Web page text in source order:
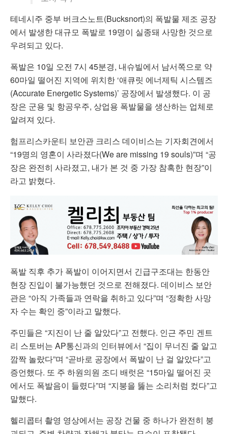
테네시주 중부 버크스노트(Bucksnort)의 폭발물 제조 공장
에서 발생한 대규모 폭발로 19명이 실종돼 사망한 것으로
우려되고 있다.
폭발은 10일 오전 7시 45분경, 내슈빌에서 남서쪽으로 약
60마일 떨어진 지역에 위치한 ‘애큐릿 에너제틱 시스템즈
(Accurate Energetic Systems)’ 공장에서 발생했다. 이 공
장은 군용 및 항공우주, 상업용 폭발물을 생산하는 업체로
알려져 있다.
험프리스카운티 보안관 크리스 데이비스는 기자회견에서
“19명의 영혼이 사라졌다(We are missing 19 souls)”며 “공
장은 완전히 사라졌고, 내가 본 것 중 가장 참혹한 현장”이
라고 밝혔다.
폭발 직후 추가 폭발이 이어지면서 긴급구조대는 한동안
현장 진입이 불가능했던 것으로 전해졌다. 데이비스 보안
관은 “아직 가족들과 연락을 취하고 있다”며 “정확한 사망
자 수는 확인 중”이라고 말했다.
주민들은 “지진이 난 줄 알았다”고 전했다. 인근 주민 겐트
리 스토버는 AP통신과의 인터뷰에서 “집이 무너진 줄 알고
깜짝 놀랐다”며 “곧바로 공장에서 폭발이 난 걸 알았다”고
증언했다. 또 주 하원의원 조디 배럿은 “15마일 떨어진 곳
에서도 폭발음이 들렸다”며 “지붕을 뚫는 소리처럼 컸다”고
말했다.
헬리콥터 촬영 영상에서는 공장 건물 중 하나가 완전히 붕